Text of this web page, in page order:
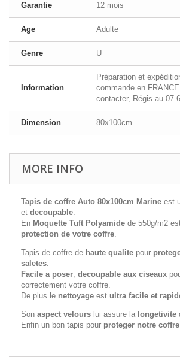
Garantie 12 mois
Age Adulte
Genre U
Information
Préparation et
commande en
contacter, Régis au 07
Dimension 80x100cm
MORE INFO
Tapis de coffre Auto 80x100cm Marine est
et decoupable.
En Moquette Tuft Polyamide de 550g/m2
protection de votre coffre.
Tapis de coffre de haute qualite pour
saletes.
Facile a poser, decoupable aux ciseaux
correctement votre coffre.
De plus le nettoyage est ultra facile et
Son aspect velours lui assure la longetivite
Enfin un bon tapis pour proteger notre